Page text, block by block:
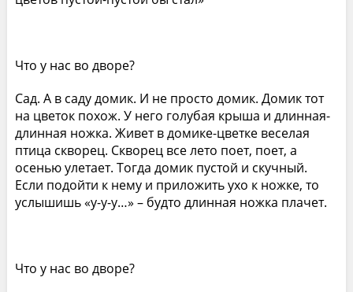
Что у нас во дворе?
Сад. А в саду домик. И не просто домик. Домик тот
на цветок похож. У него голубая крыша и длинная-
длинная ножка. Живет в домике-цветке веселая
птица скворец. Скворец все лето поет, поет, а
осенью улетает. Тогда домик пустой и скучный.
Если подойти к нему и приложить ухо к ножке, то
услышишь «у-у-у…» – будто длинная ножка плачет.
Что у нас во дворе?